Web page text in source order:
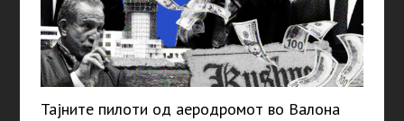
Тајните пилоти од аеродромот во Валона